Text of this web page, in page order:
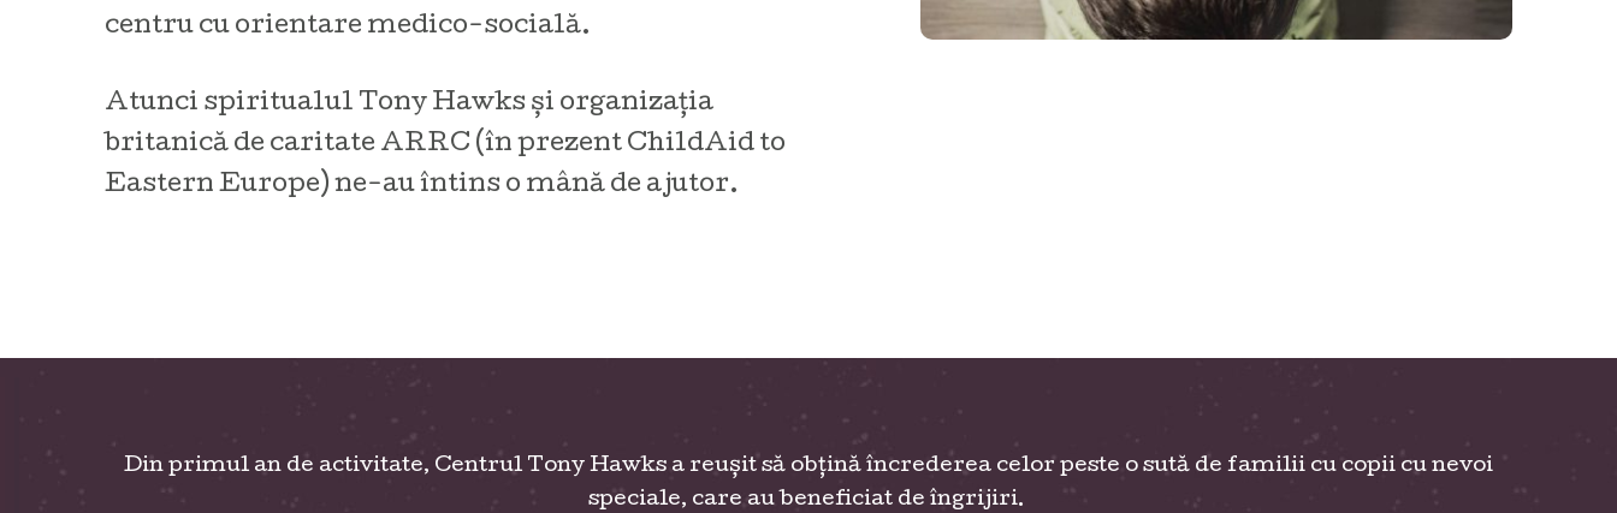
centru cu orientare medico-socială.
Atunci spiritualul Tony Hawks şi organizația
britanică de caritate ARRC (în prezent ChildAid to
Eastern Europe) ne-au întins o mână de ajutor.
Din primul an de activitate, Centrul Tony Hawks a reușit să obţină încrederea celor peste o sută de familii cu copii cu nevoi
speciale, care au beneficiat de îngrijiri.